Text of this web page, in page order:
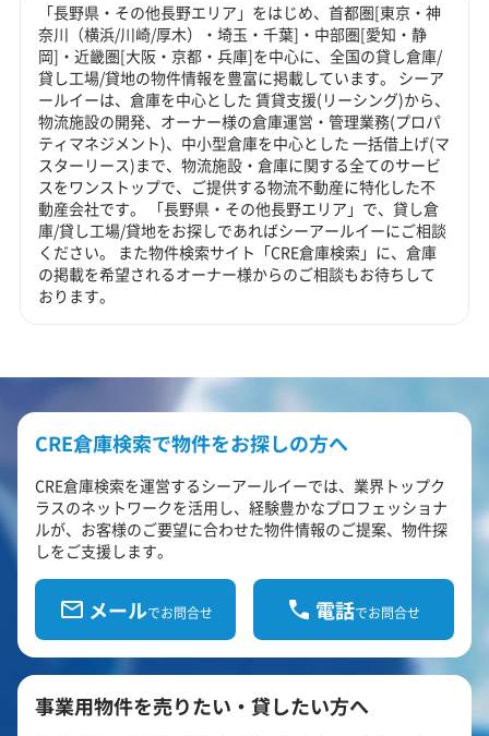
「長野県・その他長野エリア」をはじめ、首都圏[東京・神
奈川（横浜/川崎/厚木）・埼玉・千葉]・中部圏[愛知・静
岡]・近畿圏[大阪・京都・兵庫]を中心に、全国の貸し倉庫/
貸し工場/貸地の物件情報を豊富に掲載しています。 シーア
ールイーは、倉庫を中心とした 賃貸支援(リーシング)から、
物流施設の開発、オーナー様の倉庫運営・管理業務(プロパ
ティマネジメント)、中小型倉庫を中心とした 一括借上げ(マ
スターリース)まで、物流施設・倉庫に関する全てのサービ
スをワンストップで、ご提供する物流不動産に特化した不
動産会社です。 「長野県・その他長野エリア」で、貸し倉
庫/貸し工場/貸地をお探しであればシーアールイーにご相談
ください。 また物件検索サイト「CRE倉庫検索」に、倉庫
の掲載を希望されるオーナー様からのご相談もお待ちして
おります。
CRE倉庫検索で物件をお探しの方へ
CRE倉庫検索を運営するシーアールイーでは、業界トップク
ラスのネットワークを活用し、経験豊かなプロフェッショナ
ルが、お客様のご要望に合わせた物件情報のご提案、物件探
しをご支援します。
メールでお問合せ 電話でお問合せ
事業用物件を売りたい・貸したい方へ